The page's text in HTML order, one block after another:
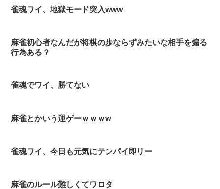
雀魂ワイ、地獄モード突入www
麻雀初心者なんだが将棋の歩ならずみたいな相手を煽る
行為ある？
雀魂でワイ、勝てない
麻雀とかいう運ゲーｗｗｗw
雀魂ワイ、今日も元気にテンパイ即リー
麻雀のルール難しくてワロタ